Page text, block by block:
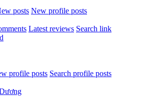
posts New profile posts
Latest reviews Search link
profile posts Search profile posts